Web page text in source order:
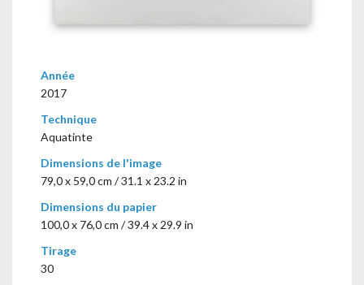
Année
2017
Technique
Aquatinte
Dimensions de l'image
79,0 x 59,0 cm / 31.1 x 23.2 in
Dimensions du papier
100,0 x 76,0 cm / 39.4 x 29.9 in
Tirage
30